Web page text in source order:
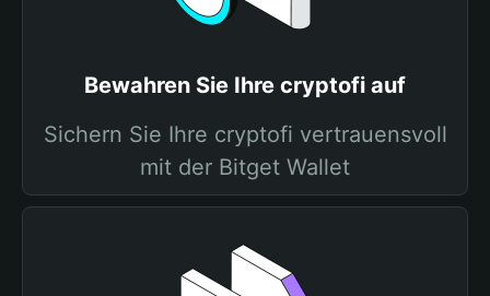
Bewahren Sie Ihre cryptofi auf
Sichern Sie Ihre cryptofi vertrauensvoll
mit der Bitget Wallet